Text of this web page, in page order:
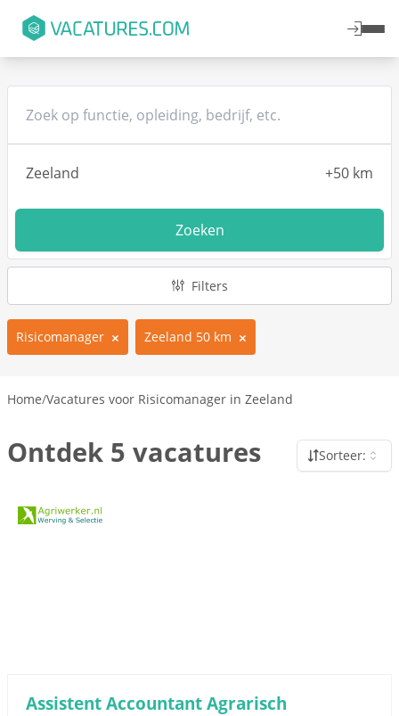
Zoeken
Filters
Risicomanager Zeeland 50 km
Home/Vacatures voor Risicomanager in Zeeland
Ontdek 5 vacatures Sorteer:
Assistent Accountant Agrarisch